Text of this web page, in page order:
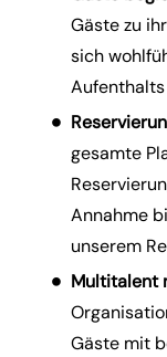
Gäste zu
sich
gesamte
Annahme
unserem
Multitalent
Gäste mit